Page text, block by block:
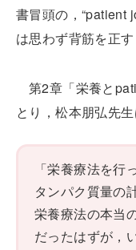
書冒頭の，“patient
は思わず背筋を正す
第2章「栄養と
とり，松本朋弘先
「栄養療法を行
タンパク質量の
栄養療法の本当
だったはずが，